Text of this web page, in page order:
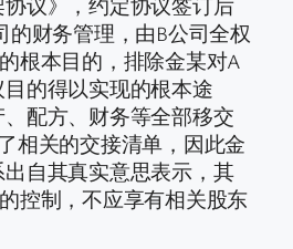
议》，约定协议签订后
的财务管理，由B公司全权
根本目的，排除金某对A
的得以实现的根本途
配方、财务等全部移交
相关的交接清单，因此金
自其真实意思表示，其
控制，不应享有相关股东